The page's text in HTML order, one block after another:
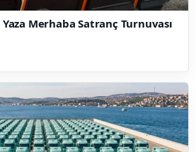
Merhaba Satranç Turnuvası